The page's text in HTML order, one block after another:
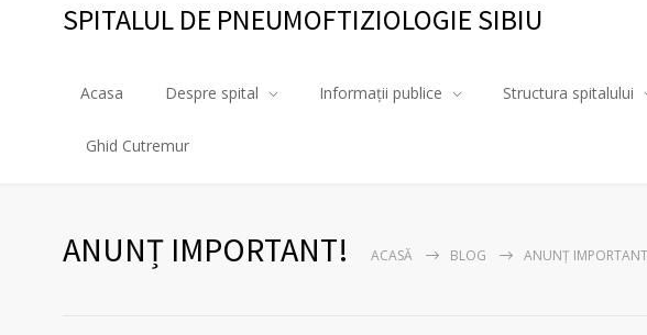
SPITALUL DE PNEUMOFTIZIOLOGIE SIBIU
Acasa Despre spital Informații publice Structura spitalului
Ghid Cutremur
ANUNȚ IMPORTANT! ACASĂ BLOG ANUNȚ